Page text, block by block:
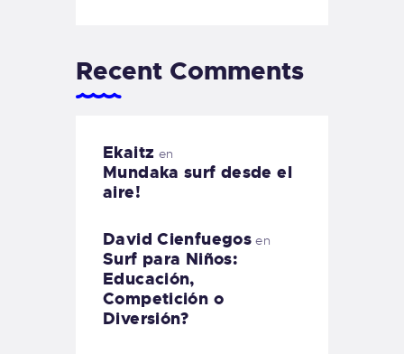
Recent Comments
Ekaitz en
Mundaka surf desde el
aire!
David Cienfuegos en
Surf para Niños:
Educación,
Competición o
Diversión?